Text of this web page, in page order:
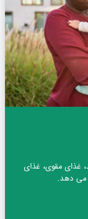
غذای مقوی، غذای
می دهد.